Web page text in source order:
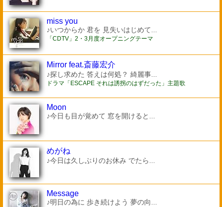
miss you
♪いつからか 君を 見失いはじめて...
「CDTV」2・3月度オープニングテーマ
Mirror feat.斎藤宏介
♪探し求めた 答えは何処？ 綺麗事...
ドラマ「ESCAPE それは誘拐のはずだった」主題歌
Moon
♪今日も目が覚めて 窓を開けると...
めがね
♪今日は久しぶりのお休み でたら...
Message
♪明日の為に 歩き続けよう 夢の向...